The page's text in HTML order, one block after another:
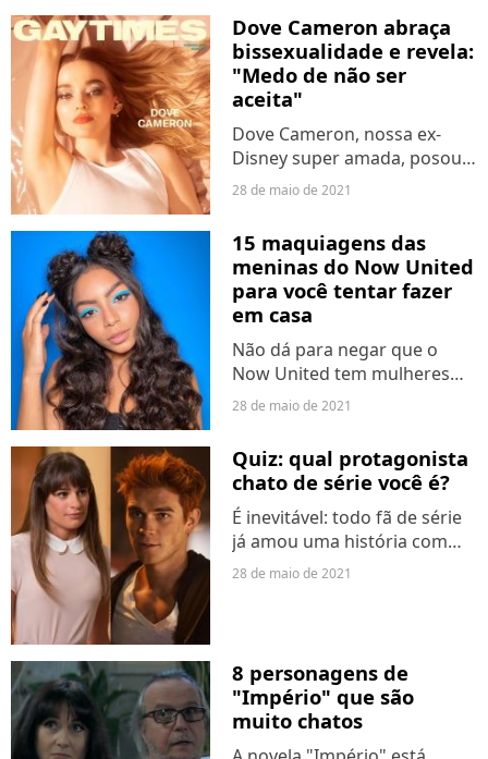
evento online, que terá vários
conteúdos exclusivos,...
Dove Cameron abraça
bissexualidade e revela:
"Medo de não ser
aceita"
Dove Cameron, nossa ex-
Disney super amada, posou
para a capa da revista LGBT+
os projetos que anda
fazendo e sua orientação
sexual. A artista revelou que...
28 de maio de 2021
15 maquiagens das
meninas do Now United
para você tentar fazer
em casa
Não dá para negar que o
Now United tem mulheres
incríveis, né? Além de lindas e
são super estilosas e vivem
apostando em maquiagens
incríveis. Inspirados...
28 de maio de 2021
Quiz: qual protagonista
chato de série você é?
É inevitável: todo fã de série
já amou uma história com
um protagonista chato. Pois
maravilhosos, o universo da
série...
28 de maio de 2021
8 personagens de
"Império" que são
muito chatos